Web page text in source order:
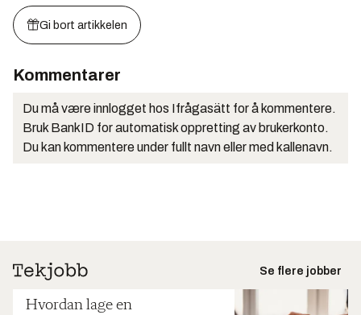
Gi bort artikkelen
Kommentarer
Du må være innlogget hos Ifrågasätt for å kommentere.
Bruk BankID for automatisk oppretting av brukerkonto.
Du kan kommentere under fullt navn eller med kallenavn.
Se flere jobber
Hvordan lage en